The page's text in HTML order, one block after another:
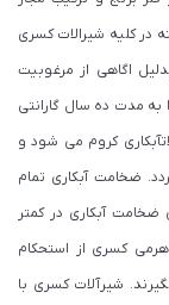
در کلیه شیرالات کسری
اگاهی از مرغوبیت
به مدت ده سال گارانتی
کروم می شود و
ضخامت آبکاری تمام
می باشد. این ضخامت آبکاری در کمتر
کسری از استحکام
شیرآلات کسری با